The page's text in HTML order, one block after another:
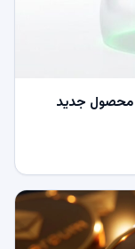
محصول جدید